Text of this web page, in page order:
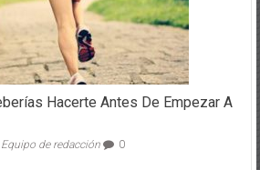
Hacerte Antes De Empezar A
Equipo de redacción 0